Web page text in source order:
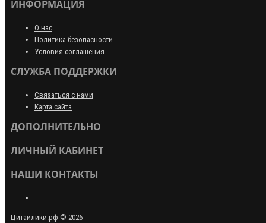
ИНФОРМАЦИЯ
О нас
Политика безопасности
Условия соглашения
СЛУЖБА ПОДДЕРЖКИ
Связаться с нами
Карта сайта
ДОПОЛНИТЕЛЬНО
ЛИЧНЫЙ КАБИНЕТ
НАШИ КОНТАКТЫ
Цитайлики.рф © 2026